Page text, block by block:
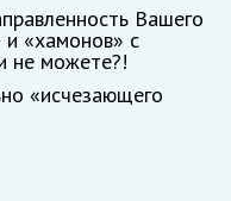
Вашего
«хамонов» с
не можете?!
«исчезающего